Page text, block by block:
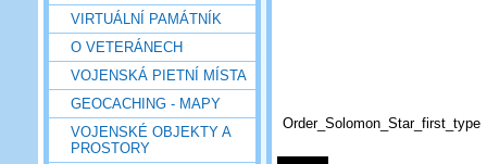
VIRTUÁLNÍ PAMÁTNÍK
O VETERÁNECH
VOJENSKÁ PIETNÍ MÍSTA
GEOCACHING - MAPY
VOJENSKÉ OBJEKTY A
PROSTORY
Order_Solomon_Star_first_type